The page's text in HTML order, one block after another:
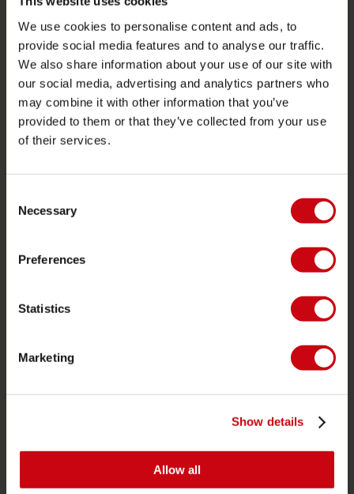
We use cookies to personalise content and ads, to
provide social media features and to analyse our traffic.
We also share information about your use of our site with
our social media, advertising and analytics partners who
may combine it with other information that you’ve
provided to them or that they’ve collected from your use
of their services.
Selection
Necessary
Preferences
Statistics
Marketing
Show details
Allow all
Consegna
Ordine e pagamento
Localizzatore di rivenditori
Pezzi di ricambio
JOBE SPORTS
Proposito di Jobe
Interesse del rivenditore
CATEGORIE DI PRODOTTO
Trainabili
Giubotti salvataggio
SUP